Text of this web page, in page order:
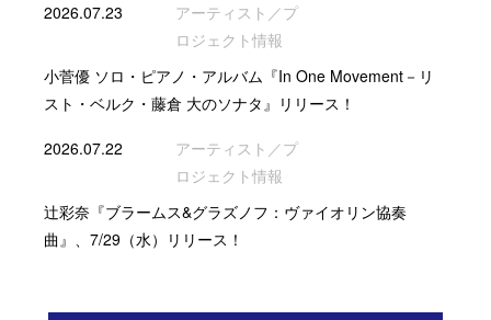
2026.07.23
アーティスト／プ
ロジェクト情報
小菅優 ソロ・ピアノ・アルバム『In One Movement－リ
スト・ベルク・藤倉 大のソナタ』リリース！
2026.07.22
アーティスト／プ
ロジェクト情報
辻彩奈『ブラームス&グラズノフ：ヴァイオリン協奏
曲』、7/29（水）リリース！